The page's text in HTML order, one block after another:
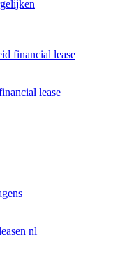
financial lease
lease
nl